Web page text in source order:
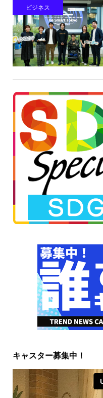
ビジネス
キャスター募集中！